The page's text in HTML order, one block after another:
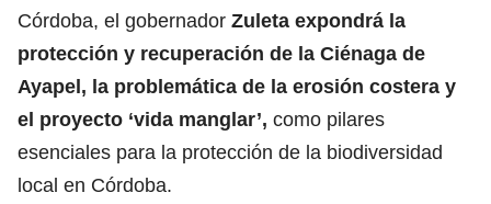
Córdoba, el gobernador Zuleta expondrá la
protección y recuperación de la Ciénaga de
Ayapel, la problemática de la erosión costera y
el proyecto ‘vida manglar’, como pilares
esenciales para la protección de la biodiversidad
local en Córdoba.